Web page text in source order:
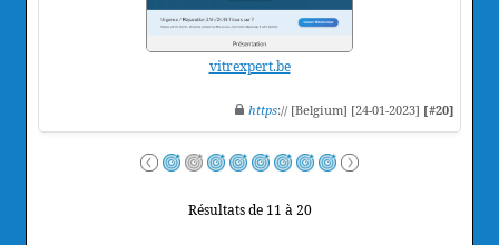
vitrexpert.be
https:// [Belgium] [24-01-2023] [#20]
Résultats de 11 à 20